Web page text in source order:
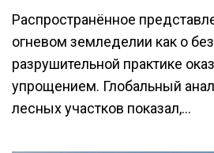
Распространённое
огневом земледелии как о
разрушительной практике
упрощением. Глобальный
лесных участков показал,...